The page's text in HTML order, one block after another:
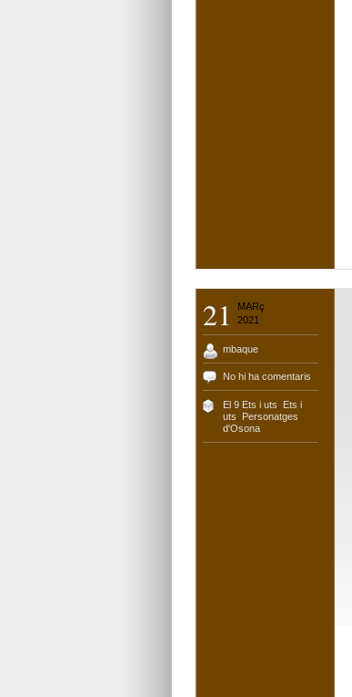
21
MARç
2021
mbaque
No hi ha comentaris
El 9 Ets i uts
Ets i
uts
Personatges
d'Osona